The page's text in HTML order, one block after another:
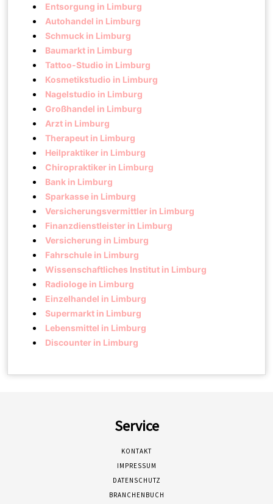
Entsorgung in Limburg
Autohandel in Limburg
Schmuck in Limburg
Baumarkt in Limburg
Tattoo-Studio in Limburg
Kosmetikstudio in Limburg
Nagelstudio in Limburg
Großhandel in Limburg
Arzt in Limburg
Therapeut in Limburg
Heilpraktiker in Limburg
Chiropraktiker in Limburg
Bank in Limburg
Sparkasse in Limburg
Versicherungsvermittler in Limburg
Finanzdienstleister in Limburg
Versicherung in Limburg
Fahrschule in Limburg
Wissenschaftliches Institut in Limburg
Radiologe in Limburg
Einzelhandel in Limburg
Supermarkt in Limburg
Lebensmittel in Limburg
Discounter in Limburg
Service
KONTAKT
IMPRESSUM
DATENSCHUTZ
BRANCHENBUCH